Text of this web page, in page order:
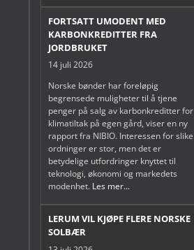
FORTSATT UMODENT MED
KARBONKREDITTER FRA
JORDBRUKET
14 juli 2026
Norske bønder har foreløpig
begrensede muligheter til å tjene
penger på salg av karbonkreditter for
klimatiltak på egen gård, viser en ny
rapport fra NIBIO. Interessen for slike
ordninger er stor, men det er
betydelige utfordringer knyttet til
teknologi, økonomi og markedets
modenhet. Les mer...
LERUM VIL KJØPE FLERE NORSKE
SOLBÆR